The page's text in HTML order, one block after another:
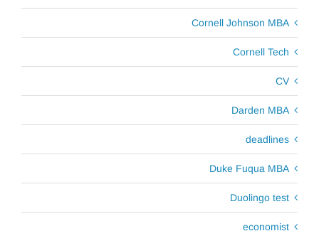
Cornell Johnson MBA
Cornell Tech
CV
Darden MBA
deadlines
Duke Fuqua MBA
Duolingo test
economist